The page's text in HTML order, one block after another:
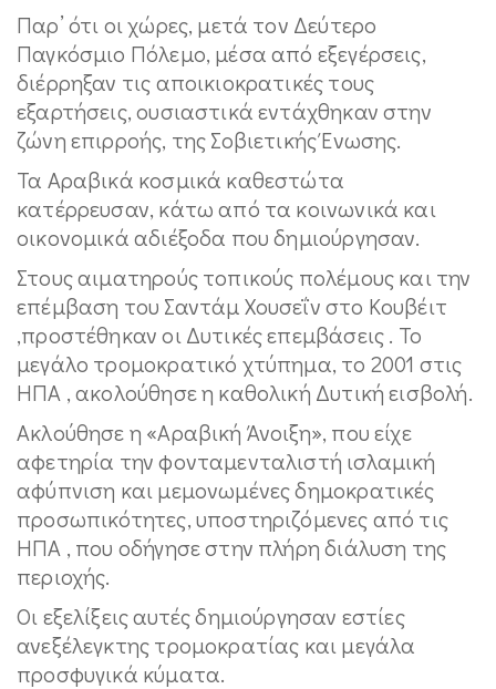
Παρ’ ότι οι χώρες, μετά τον Δεύτερο
Παγκόσμιο Πόλεμο, μέσα από εξεγέρσεις,
διέρρηξαν τις αποικιοκρατικές τους
εξαρτήσεις, ουσιαστικά εντάχθηκαν στην
ζώνη επιρροής, της Σοβιετικής Ένωσης.
Τα Αραβικά κοσμικά καθεστώτα
κατέρρευσαν, κάτω από τα κοινωνικά και
οικονομικά αδιέξοδα που δημιούργησαν.
Στους αιματηρούς τοπικούς πολέμους και την
επέμβαση του Σαντάμ Χουσεΐν στο Κουβέιτ
,προστέθηκαν οι Δυτικές επεμβάσεις . Το
μεγάλο τρομοκρατικό χτύπημα, το 2001 στις
ΗΠΑ , ακολούθησε η καθολική Δυτική εισβολή.
Ακλούθησε η «Αραβική Άνοιξη», που είχε
αφετηρία την φονταμενταλιστή ισλαμική
αφύπνιση και μεμονωμένες δημοκρατικές
προσωπικότητες, υποστηριζόμενες από τις
ΗΠΑ , που οδήγησε στην πλήρη διάλυση της
περιοχής.
Οι εξελίξεις αυτές δημιούργησαν εστίες
ανεξέλεγκτης τρομοκρατίας και μεγάλα
προσφυγικά κύματα.